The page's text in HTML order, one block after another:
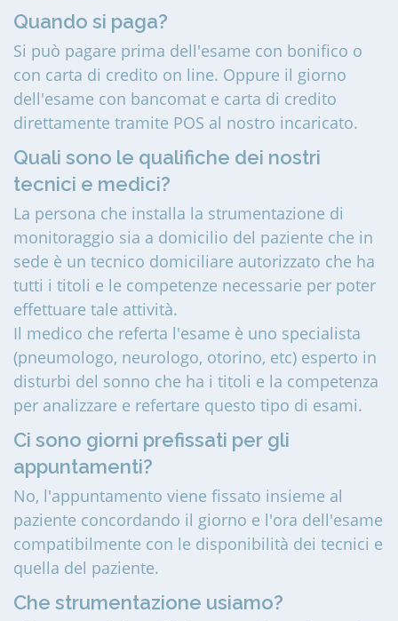
Quando si paga?
Si può pagare prima dell'esame con bonifico o
con carta di credito on line. Oppure il giorno
dell'esame con bancomat e carta di credito
direttamente tramite POS al nostro incaricato.
Quali sono le qualifiche dei nostri
tecnici e medici?
La persona che installa la strumentazione di
monitoraggio sia a domicilio del paziente che in
sede è un tecnico domiciliare autorizzato che ha
tutti i titoli e le competenze necessarie per poter
effettuare tale attività.
Il medico che referta l'esame è uno specialista
(pneumologo, neurologo, otorino, etc) esperto in
disturbi del sonno che ha i titoli e la competenza
per analizzare e refertare questo tipo di esami.
Ci sono giorni prefissati per gli
appuntamenti?
No, l'appuntamento viene fissato insieme al
paziente concordando il giorno e l'ora dell'esame
compatibilmente con le disponibilità dei tecnici e
quella del paziente.
Che strumentazione usiamo?